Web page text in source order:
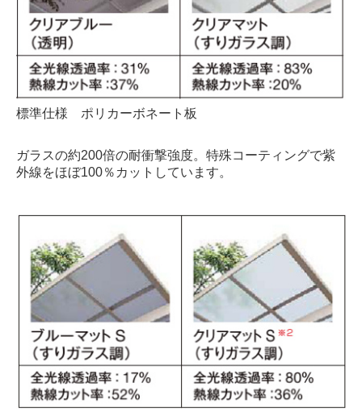
標準仕様 ポリカーボネート板
ガラスの約200倍の耐衝撃強度。特殊コーティングで紫
外線をほぼ100％カットしています。